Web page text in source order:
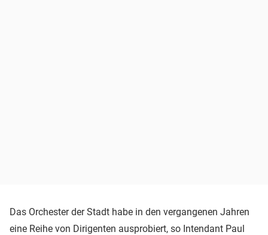
Das Orchester der Stadt habe in den vergangenen Jahren
eine Reihe von Dirigenten ausprobiert, so Intendant Paul